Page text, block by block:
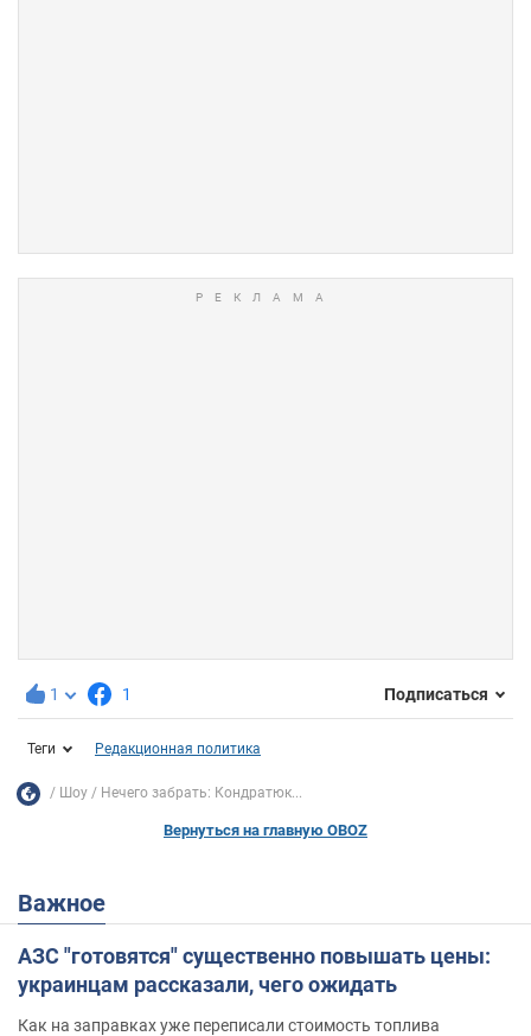
1 1 Подписаться
Теги Редакционная политика
Шоу Нечего забрать: Кондратюк...
Вернуться на главную OBOZ
Важное
АЗС "готовятся" существенно повышать цены:
украинцам рассказали, чего ожидать
Как на заправках уже переписали стоимость топлива